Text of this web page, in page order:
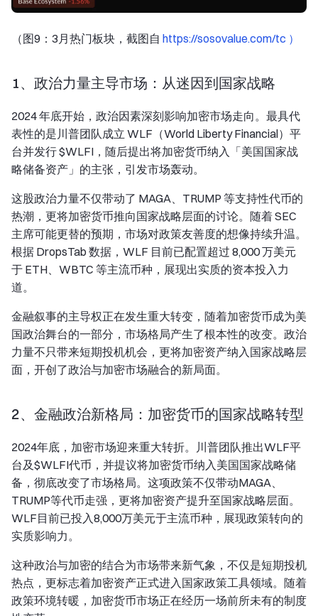
（图9：3月热门板块，截图自 https://sosovalue.com/tc ）
1、政治力量主导市场：从迷因到国家战略
2024 年底开始，政治因素深刻影响加密市场走向。最具代
表性的是川普团队成立 WLF（World Liberty Financial）平
台并发行 $WLFI，随后提出将加密货币纳入「美国国家战
略储备资产」的主张，引发市场轰动。
这股政治力量不仅带动了 MAGA、TRUMP 等支持性代币的
热潮，更将加密货币推向国家战略层面的讨论。随着 SEC
主席可能更替的预期，市场对政策友善度的想像持续升温。
根据 DropsTab 数据，WLF 目前已配置超过 8,000 万美元
于 ETH、WBTC 等主流币种，展现出实质的资本投入力
道。
金融叙事的主导权正在发生重大转变，随着加密货币成为美
国政治舞台的一部分，市场格局产生了根本性的改变。政治
力量不只带来短期投机机会，更将加密资产纳入国家战略层
面，开创了政治与加密市场融合的新局面。
2、金融政治新格局：加密货币的国家战略转型
2024年底，加密市场迎来重大转折。川普团队推出WLF平
台及$WLFI代币，并提议将加密货币纳入美国国家战略储
备，彻底改变了市场格局。这项政策不仅带动MAGA、
TRUMP等代币走强，更将加密资产提升至国家战略层面。
WLF目前已投入8,000万美元于主流币种，展现政策转向的
实质影响力。
这种政治与加密的结合为市场带来新气象，不仅是短期投机
热点，更标志着加密资产正式进入国家政策工具领域。随着
政策环境转暖，加密货币市场正在经历一场前所未有的制度